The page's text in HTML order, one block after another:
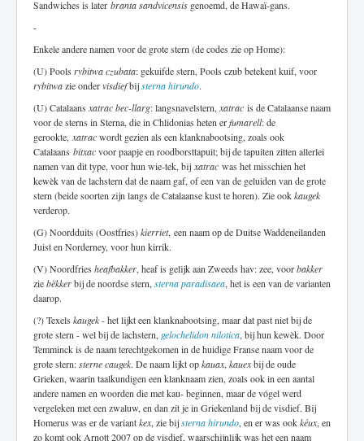
Sandwiches is later branta sandvicensis genoemd, de Hawaï-gans.
-
Enkele andere namen voor de grote stern (de codes zie op Home):
(U) Pools rybitwa czubata: gekuifde stern, Pools czub betekent kuif, voor
rybitwazie ondervisdiefbijsterna hirundo.
(U) Catalaans xatrac bec-llarg: langsnavelstern, xatrac is de Catalaanse naam
voor de sterns in Sterna, die in Chlidonias heten erfumarell: de
gerookte, xatracwordt gezien als een klanknabootsing, zoals ook
Catalaans bitxacvoor paapje en roodborsttapuit; bij de tapuiten zitten allerlei
namen van dit type, voor hun wie-tek, bij xatrac was het misschien het
kewèk van de lachstern dat de naam gaf, of een van de geluiden van de grote
stern (beide soorten zijn langs de Catalaanse kust te horen). Zie ookkaugek
verderop.
(G) Noordduits (Oostfries)kierriet, een naam op de Duitse Waddeneilanden
Juist en Norderney, voor hun kirrik.
(V) Noordfries heafbakker, heaf is gelijk aan Zweeds hav: zee, voorbakker
ziebëkkerbij de noordse stern, sterna paradisaea, het is een van de varianten
daarop.
(?) Texels kaugek- het lijkt een klanknabootsing, maar dat past niet bij de
grote stern - wel bij de lachstern, gelochelidon nilotica, bij hun kewèk. Door
Temminck is de naam terechtgekomen in de huidige Franse naam voor de
grote stern:sterne caugek. De naam lijkt opkauax, kauexbij de oude
Grieken, waarin taalkundigen een klanknaam zien, zoals ook in een aantal
andere namen en woorden die met kau- beginnen, maar de vógel werd
vergeleken met een zwaluw, en dan zit je in Griekenland bij de visdief. Bij
Homerus was er de variantkex, zie bijsterna hirundo, en er was ookkéux, en
zo komt ook Arnott 2007 op de visdief, waarschijnlijk was het een naam